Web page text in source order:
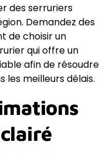
des serruriers
Demandez des
de choisir un
qui offre un
afin de résoudre
les meilleurs délais.